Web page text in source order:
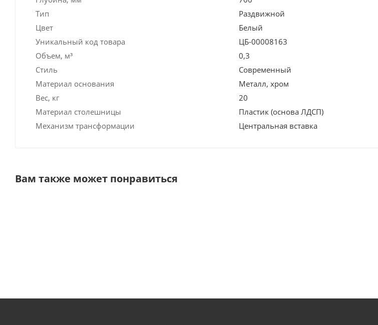
Тип
Раздвижной
Цвет
Белый
Уникальный код товара
ЦБ-00008163
Объем, м³
0,3
Стиль
Современный
Материал основания
Металл, хром
Вес, кг
20
Материал столешницы
Пластик (основа ЛДСП)
Механизм трансформации
Центральная вставка
Вам также может понравиться